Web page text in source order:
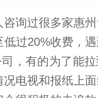
询过很多家惠
过20%收费，
，有的为了能
电视和报纸上